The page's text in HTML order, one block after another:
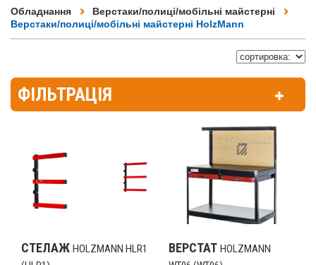
Обладнання
Верстаки/полиці/мобільні майстерні
Верстаки/полиці/мобільні майстерні HolzMann
ФІЛЬТРАЦІЯ
СТЕЛАЖ HOLZMANN HLR1
ВЕРСТАТ HOLZMANN